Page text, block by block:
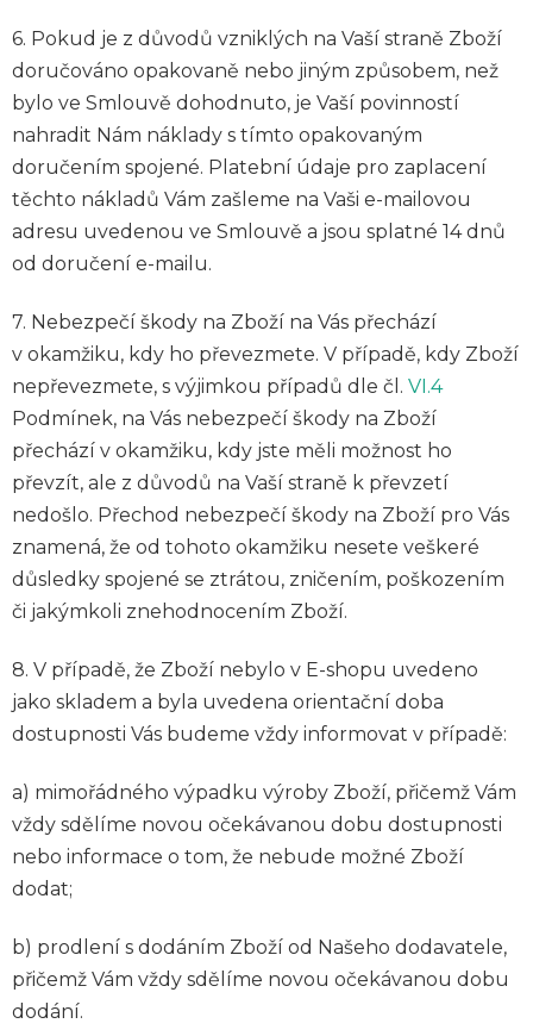
6. Pokud je z důvodů vzniklých na Vaší straně Zboží
doručováno opakovaně nebo jiným způsobem, než
bylo ve Smlouvě dohodnuto, je Vaší povinností
nahradit Nám náklady s tímto opakovaným
doručením spojené. Platební údaje pro zaplacení
těchto nákladů Vám zašleme na Vaši e-mailovou
adresu uvedenou ve Smlouvě a jsou splatné 14 dnů
od doručení e-mailu.
7. Nebezpečí škody na Zboží na Vás přechází
v okamžiku, kdy ho převezmete. V případě, kdy Zboží
nepřevezmete, s výjimkou případů dle čl. VI.4
Podmínek, na Vás nebezpečí škody na Zboží
přechází v okamžiku, kdy jste měli možnost ho
převzít, ale z důvodů na Vaší straně k převzetí
nedošlo. Přechod nebezpečí škody na Zboží pro Vás
znamená, že od tohoto okamžiku nesete veškeré
důsledky spojené se ztrátou, zničením, poškozením
či jakýmkoli znehodnocením Zboží.
8. V případě, že Zboží nebylo v E-shopu uvedeno
jako skladem a byla uvedena orientační doba
dostupnosti Vás budeme vždy informovat v případě:
a) mimořádného výpadku výroby Zboží, přičemž Vám
vždy sdělíme novou očekávanou dobu dostupnosti
nebo informace o tom, že nebude možné Zboží
dodat;
b) prodlení s dodáním Zboží od Našeho dodavatele,
přičemž Vám vždy sdělíme novou očekávanou dobu
dodání.